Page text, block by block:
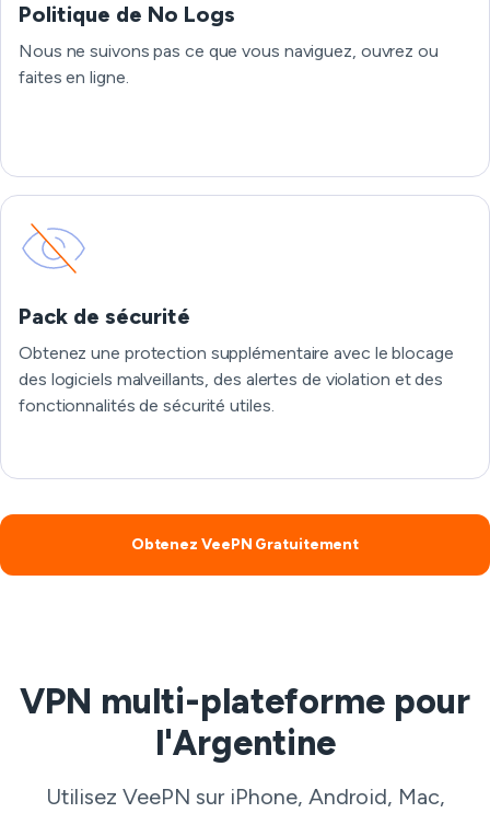
Politique de No Logs
Nous ne suivons pas ce que vous naviguez, ouvrez ou
faites en ligne.
Pack de sécurité
Obtenez une protection supplémentaire avec le blocage
des logiciels malveillants, des alertes de violation et des
fonctionnalités de sécurité utiles.
Obtenez VeePN Gratuitement
VPN multi-plateforme pour
l'Argentine
Utilisez VeePN sur iPhone, Android, Mac,